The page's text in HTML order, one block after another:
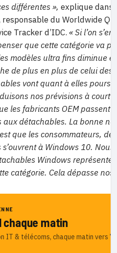
différentes », explique dans
responsable du Worldwide
Tracker d’IDC. « Si l’on
que cette catégorie va
modèles ultra fins diminue
de plus en plus de celui des
vont quant à elles
nos prévisions à court-
les fabricants OEM passent
détachables. La bonne
que les consommateurs, de
à Windows 10. Nous
Windows
catégorie. Cela dépasse nos
chaque matin
IT & télécoms, chaque matin vers